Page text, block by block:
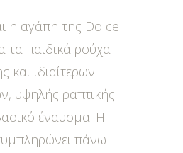
η αγάπη της Dolce
τα παιδικά ρούχα
και ιδιαίτερων
υψηλής ραπτικής
έναυσμα. Η
πάνω